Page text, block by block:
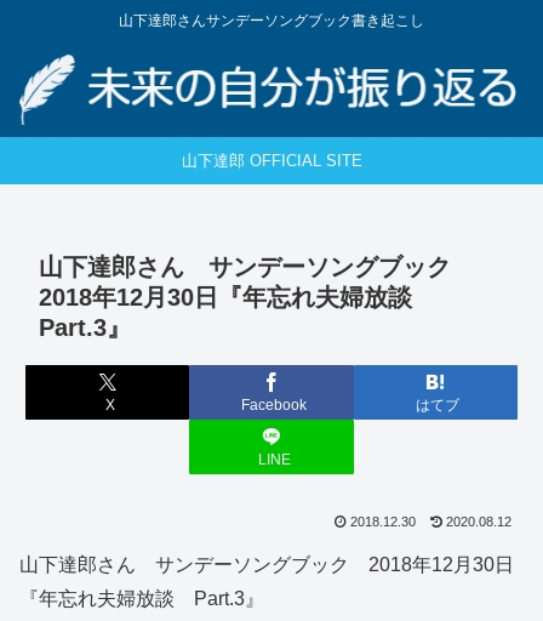
山下達郎さんサンデーソングブック書き起こし
山下達郎 OFFICIAL SITE
山下達郎さん サンデーソングブック
2018年12月30日『年忘れ夫婦放談
Part.3』
X Facebook はてブ
LINE
2018.12.30 2020.08.12
山下達郎さん サンデーソングブック 2018年12月30日
『年忘れ夫婦放談 Part.3』